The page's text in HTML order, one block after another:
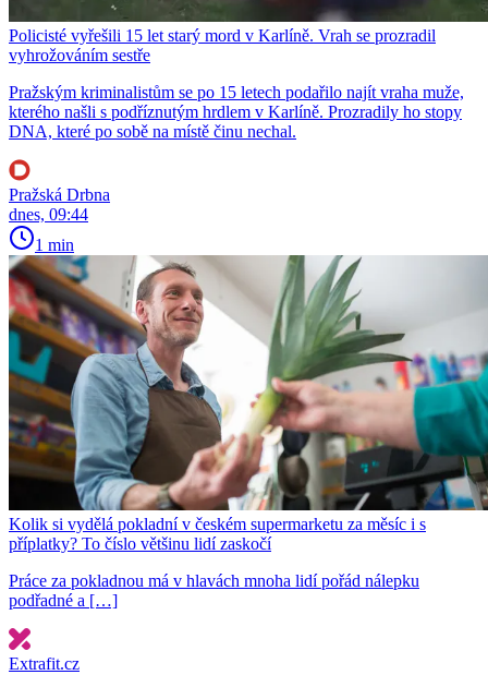
Policisté vyřešili 15 let starý mord v Karlíně. Vrah se prozradil
vyhrožováním sestře
Pražským kriminalistům se po 15 letech podařilo najít vraha muže,
kterého našli s podříznutým hrdlem v Karlíně. Prozradily ho stopy
DNA, které po sobě na místě činu nechal.
Pražská Drbna
dnes, 09:44
1 min
Kolik si vydělá pokladní v českém supermarketu za měsíc i s
příplatky? To číslo většinu lidí zaskočí
Práce za pokladnou má v hlavách mnoha lidí pořád nálepku
podřadné a […]
Extrafit.cz